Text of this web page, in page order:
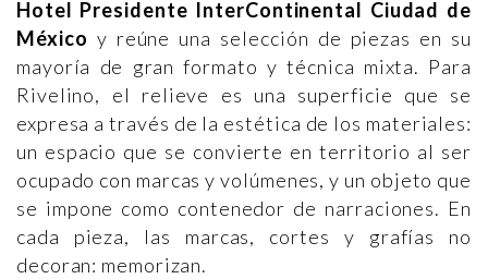
Hotel Presidente InterContinental Ciudad de
México y reúne una selección de piezas en su
mayoría de gran formato y técnica mixta. Para
Rivelino, el relieve es una superficie que se
expresa a través de la estética de los materiales:
un espacio que se convierte en territorio al ser
ocupado con marcas y volúmenes, y un objeto que
se impone como contenedor de narraciones. En
cada pieza, las marcas, cortes y grafías no
decoran: memorizan.